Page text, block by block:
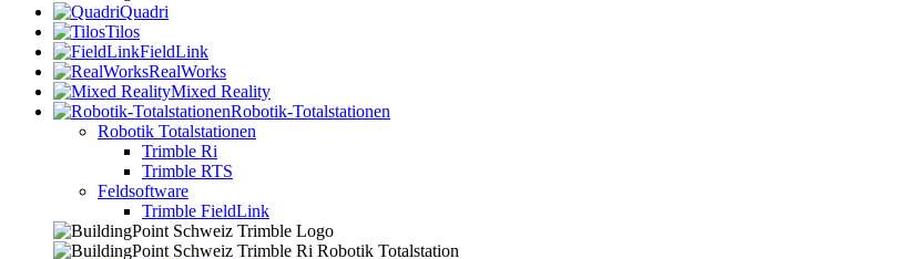
Quadri
Tilos
FieldLink
RealWorks
Mixed Reality
Robotik-Totalstationen
Robotik Totalstationen
Trimble Ri
Trimble RTS
Feldsoftware
Trimble FieldLink